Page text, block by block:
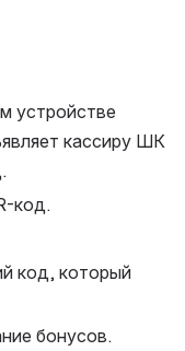
устройстве
кассиру ШК
код.
код, который
бонусов.